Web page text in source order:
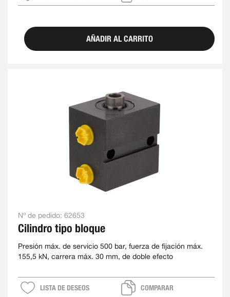
AÑADIR AL CARRITO
Nº de pedido: 62653
Cilindro tipo bloque
Presión máx. de servicio 500 bar, fuerza de fijación máx.
155,5 kN, carrera máx. 30 mm, de doble efecto
LISTA DE DESEOS COMPARAR